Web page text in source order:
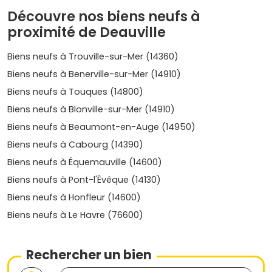
: le cœur battant de
Deauville, proche desPlanches, de la mer et des
boutiques. Idéal pour du haut de gamme et la
500 à 12 500 €/m², avec des pointes possibles au-
delà selon la vue mer et la résidence.
marina, vues dégagées, résidences contemporaines
avec services.Prix moyen neuf: autour de
500 €/m².
: à 5 min de Deauville, cadre
verdoyant avec golf et hippodrome, plus accessible
pour vivre à l'année.Prix moyen neuf
Touques : pratique, commerces, accès rapide aux
deux stations (Deauville et Trouville). Bon compromis
budget/emplacement.Prix moyen neuf
balnéaire, marché vivant, plage étendue.
neuf: souvent entre6 500 et 9 500 €/m²
Découvre nos biens neufs à
proximité de Deauville
Biens neufs à Trouville-sur-Mer (14360)
Biens neufs à Benerville-sur-Mer (14910)
Biens neufs à Touques (14800)
Biens neufs à Blonville-sur-Mer (14910)
Biens neufs à Beaumont-en-Auge (14950)
Biens neufs à Cabourg (14390)
Biens neufs à Équemauville (14600)
Biens neufs à Pont-l'Évêque (14130)
Biens neufs à Honfleur (14600)
Biens neufs à Le Havre (76600)
Rechercher un bien